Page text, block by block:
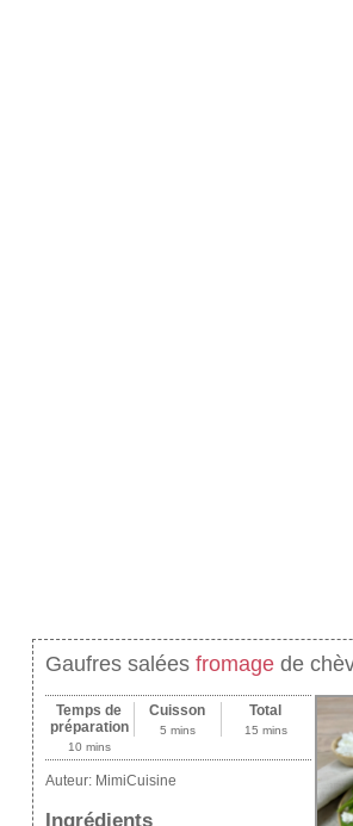
Gaufres salées fromagede
Temps de
préparation
10 mins
Cuisson
5 mins
Total
15 mins
Auteur: MimiCuisine
Ingrédients